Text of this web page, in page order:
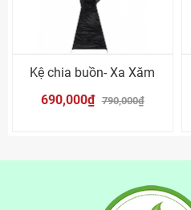
Kệ chia buồn- Xa Xăm
690,000₫ 790,000₫